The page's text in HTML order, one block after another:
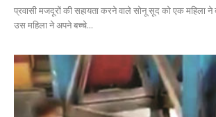
प्रवासी मजदूरों की सहायता करने वाले सोनू सूद को एक महिला ने
उस महिला ने अपने बच्चे...